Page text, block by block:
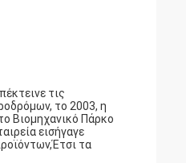
τις
το 2003, η
Βιομηχανικό Πάρκο
εισήγαγε
τα